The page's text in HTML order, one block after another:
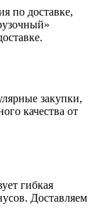
по доставке,
закупки,
качества от
гибкая
Доставляем